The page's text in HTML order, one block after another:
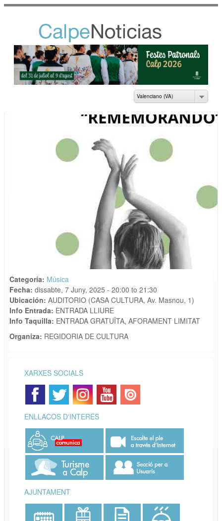
NOTICIAS DEL
AYUNTAMIENTO DE
Valenciano (VA)
Categoría: Música
Fecha: dissabte, 7 Juny, 2025 - 20:00 to 21:30
Ubicación: AUDITORIO (CASA CULTURA, Av. Masnou, 1)
Info Entrada: ENTRADA LLIURE
Info Taquilla: ENTRADA GRATUÏTA, AFORAMENT LIMITAT
Organiza: REGIDORIA DE CULTURA
XARXES SOCIALS
ENLLAÇOS D'INTERÉS
AJUNTAMENT